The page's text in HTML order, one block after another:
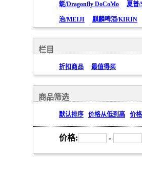
蜓/Dragonfly DoCoMo 夏普/
治/MEIJI 麒麟啤酒/KIRIN
栏目
折扣商品 最值得买
商品筛选
默认排序 价格从低到高 价
价格: -